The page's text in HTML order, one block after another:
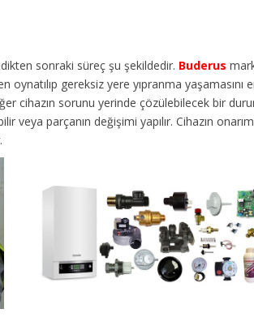
sonraki süreç şu şekildedir. Buderus
gereksiz yere yıpranma
cihazın sorunu yerinde çözülebilecek bir
veya parçanın değişimi yapılır. Cihazın